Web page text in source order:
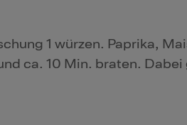
1 würzen. Paprika,
ca. 10 Min. braten.